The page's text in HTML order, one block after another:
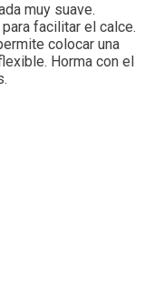
muy suave.
facilitar el calce.
colocar una
Horma con el